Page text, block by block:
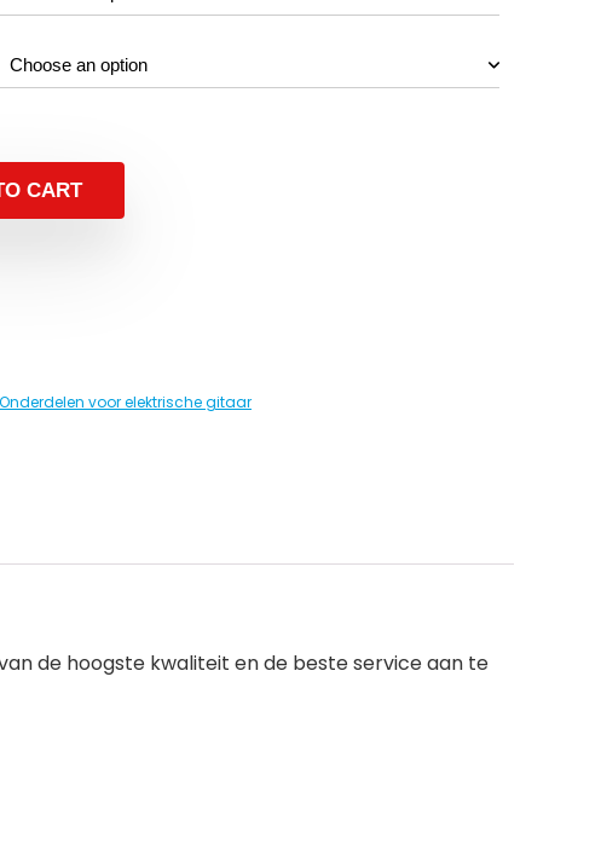
CART
Onderdelen voor elektrische gitaar
de hoogste kwaliteit en de beste service aan te